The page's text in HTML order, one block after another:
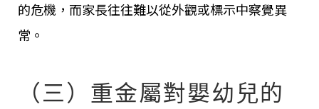
的危機，而家長往往難以從外觀或標示中察覺異
常。
（三）重金屬對嬰幼兒的